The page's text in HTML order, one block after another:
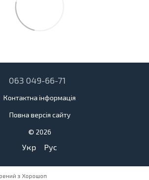
063 049-66-71
Контактна інформація
Повна версія сайту
© 2026
Укр Рус
з Хорошоп